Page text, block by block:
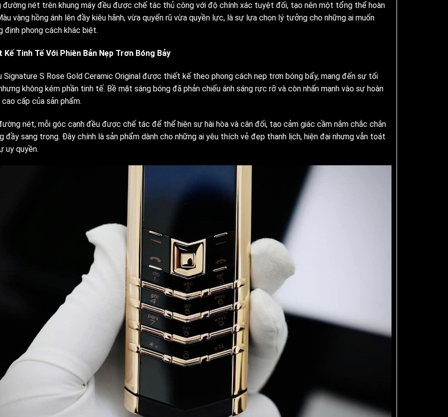
đường nét trên khung máy đều được chế tác thủ công với độ chính xác tuyệt đối, tạo nên một tổng thể hoàn
vàng hồng ánh lên đầy kiêu hãnh, vừa quyến rũ vừa quyền lực, là sự lựa chọn lý tưởng cho những ai muốn
định phong cách khác biệt.
Kế Tinh Tế Với Phiên Bản Nẹp Trơn Bóng Bảy
Signature S Rose Gold Ceramic Original được thiết kế theo phong cách nẹp trơn bóng bẩy, mang đến sự tối
không kém phần tinh tế. Bề mặt sáng bóng đã phản chiếu ánh sáng rực rỡ và còn nhấn mạnh vào sự hoàn
cấp của sản phẩm.
nét, mỗi góc cạnh đều được chế tác để thể hiện sự hài hòa và cân đối, tạo cảm giác cầm nắm chắc chắn
đầy sang trọng. Đây chính là sản phẩm dành cho những ai yêu thích vẻ đẹp thanh lịch, hiện đại nhưng vẫn toát
uy quyền.